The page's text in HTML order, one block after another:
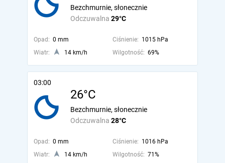
Odczuwalna 29°C
Bezchmurnie, słonecznie
Opad: 0 mm Ciśnienie: 1015 hPa
Wiatr:
14 km/h Wilgotność: 69%
03:00
26°C
Odczuwalna 28°C
Bezchmurnie, słonecznie
Opad: 0 mm Ciśnienie: 1016 hPa
Wiatr:
14 km/h Wilgotność: 71%